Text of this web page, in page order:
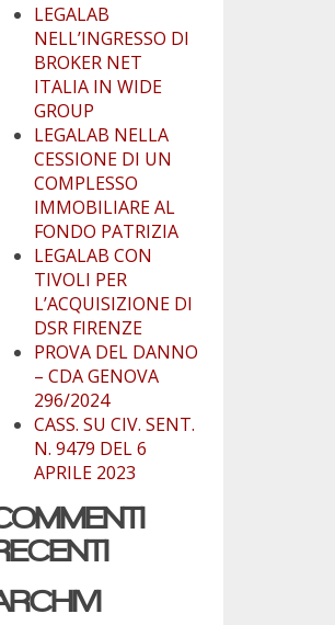
LEGALAB
NELL’INGRESSO DI
BROKER NET
ITALIA IN WIDE
GROUP
LEGALAB NELLA
CESSIONE DI UN
COMPLESSO
IMMOBILIARE AL
FONDO PATRIZIA
LEGALAB CON
TIVOLI PER
L’ACQUISIZIONE DI
DSR FIRENZE
PROVA DEL DANNO
– CDA GENOVA
296/2024
CASS. SU CIV. SENT.
N. 9479 DEL 6
APRILE 2023